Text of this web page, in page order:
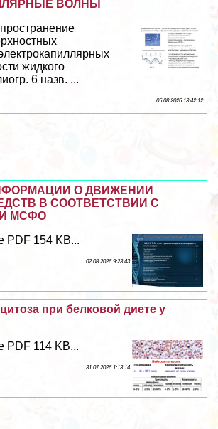
ВОЛНЫ
жидкого
6 назв. ...
05 08 2026 13:42:12
О ДВИЖЕНИИ
В СООТВЕТСТВИИ С
МСФО
PDF 154 KB...
02 08 2026 9:23:43
при белковой диете у
PDF 114 KB...
31 07 2026 1:13:14